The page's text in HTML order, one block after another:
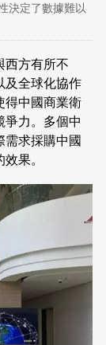
決定了數據難以
西方有所不
及全球化協作
得中國商業衛
爭力。多個中
需求採購中國
果。